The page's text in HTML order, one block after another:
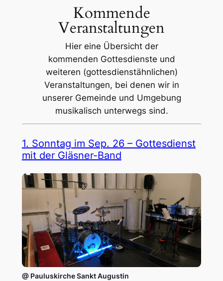
Kommende
Veranstaltungen
Hier eine Übersicht der
kommenden Gottesdienste und
weiteren (gottesdienstähnlichen)
Veranstaltungen, bei denen wir in
unserer Gemeinde und Umgebung
musikalisch unterwegs sind.
1. Sonn­tag im Sep. 26 – Gottes­dienst
mit der Gläs­ner-Band
@ Paulus­kir­che Sankt Augus­tin